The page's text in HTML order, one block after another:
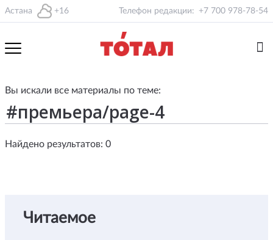
Астана +16 Телефон редакции: +7 700 978-78-54
Вы искали все материалы по теме:
Найдено результатов: 0
Читаемое